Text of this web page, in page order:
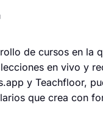
de cursos en la
en vivo y
y Teachfloor,
que crea con